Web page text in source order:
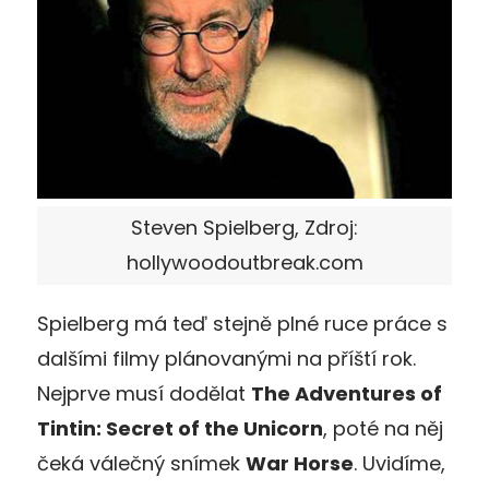
Steven Spielberg, Zdroj:
hollywoodoutbreak.com
Spielberg má teď stejně plné ruce práce s
dalšími filmy plánovanými na příští rok.
Nejprve musí dodělat The Adventures of
Tintin: Secret of the Unicorn, poté na něj
čeká válečný snímek War Horse. Uvidíme,